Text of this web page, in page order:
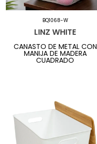
BQ1068-W
LINZ WHITE
CANASTO DE METAL CON
MANIJA DE MADERA
CUADRADO